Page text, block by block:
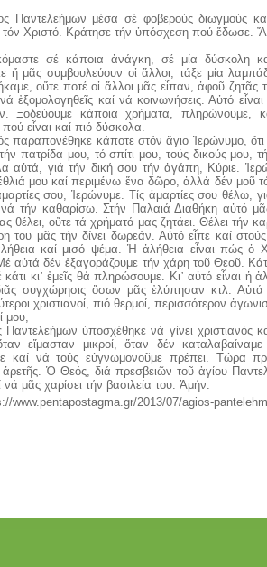
μέσα σέ φοβερούς διωγμούς
Χριστό. Κράτησε τήν ὑπόσχεση πού ἔδωσε. Ἄς
σέ κάποια ἀνάγκη, σέ μία δύσκολη
ἤ μᾶς συμβουλεύουν οἱ ἄλλοι, τάξε μία
οὔτε ποτέ οἱ ἄλλοι μᾶς εἶπαν, ἀφοῦ
νά ἐξομολογηθεῖς καί νά κοινωνήσεις. Αὐτό
Ξοδεύουμε κάποια χρήματα, πληρώνουμε,
εἶναι καί πιό δύσκολα.
κάποτε στόν ἅγιο Ἱερώνυμο,
πατρίδα μου, τό σπίτι μου, τούς δικούς μου,
αὐτά, γιά τήν δική σου τήν ἀγάπη, Κύριε.
μου καί περιμένω ἕνα δῶρο, ἀλλά δέν
σου, Ἱερώνυμε. Τίς ἁμαρτίες σου
τήν καθαρίσω. Στήν Παλαιά Διαθήκη αὐτό
θέλει, οὔτε τά χρήματά μας ζητάει. Θέλει τήν
μᾶς τήν δίνει δωρεάν. Αὐτό εἶπε καί
καί μισό ψέμα. Ἡ ἀλήθεια εἶναι πώς ὁ
αὐτά δέν ἐξαγοράζουμε τήν χάρη τοῦ Θεοῦ.
κι᾿ ἐμεῖς θά πληρώσουμε. Κι᾿ αὐτό εἶναι ἡ
συγχώρησις ὅσων μᾶς ἐλύπησαν κτλ.
χριστιανοί, πιό θερμοί, περισσότερον
μου,
ὑποσχέθηκε νά γίνει χριστιανός
εἴμασταν μικροί, ὅταν δέν
καί νά τούς εὐγνωμονοῦμε πρέπει. Τώρα
ἀρετῆς. Ὁ Θεός, διά πρεσβειῶν τοῦ ἁγίου
μᾶς χαρίσει τήν βασιλεία του. Ἀμήν.
www.pentapostagma.gr/2013/07/agios-